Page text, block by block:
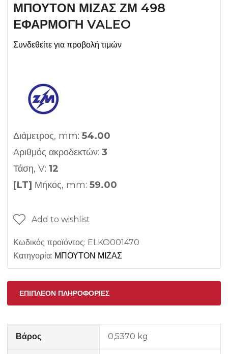
ΜΠΟΥΤΟΝ ΜΙΖΑΣ ΖΜ 498
ΕΦΑΡΜΟΓΗ VALEO
Συνδεθείτε για προβολή τιμών
Διάμετρος, mm: 54.00
Αριθμός ακροδεκτών: 3
Τάση, V: 12
[LT] Μήκος, mm: 59.00
Add to wishlist
Κωδικός προϊόντος: ELKO001470
Κατηγορία: ΜΠΟΥΤΟΝ ΜΙΖΑΣ
ΕΠΙΠΛΈΟΝ ΠΛΗΡΟΦΟΡΊΕΣ
Βάρος 0,5370 kg